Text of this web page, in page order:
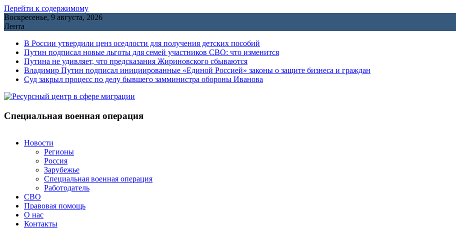
Перейти к содержимому
Воскресенье, 9 августа, 2026
Лента
В России утвердили ценз оседлости для получения детских пособий
Путин подписал новые льготы для семей участников СВО: что изменится
Путина не удивляет, что предсказания Жириновского сбываются
Владимир Путин подписал инициированные «Единой Россией» законы о защите бизнеса и граждан
Cуд закрыл процесс по делу бывшего замминистра обороны Иванова
Специальная военная операция
Новости
Регионы
Россия
Зарубежье
Специальная военная операция
Работодатель
СВО
Правовая помощь
О нас
Контакты